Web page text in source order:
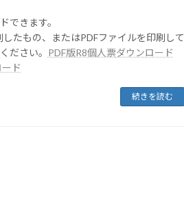
できます。
たもの、またはPDFファイルを印刷して
ださい。 PDF版R8個人票ダウンロード
ド
続きを読む